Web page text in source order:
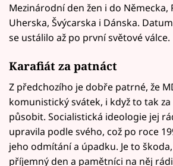
Mezinárodní den žen i do Německa,
Uherska, Švýcarska i Dánska.
se ustálilo až po první světové válce.
Karafiát za patnáct
Z předchozího je dobře patrné, že
komunistický svátek, i když to tak
působit. Socialistická ideologie jej
upravila podle svého, což po roce
jeho odmítání a úpadku. Je to
příjemný den a pamětníci na něj